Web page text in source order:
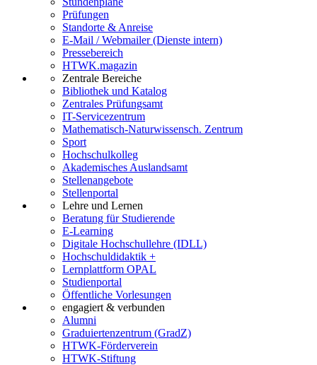
Prüfungen
Standorte & Anreise
E-Mail / Webmailer (Dienste intern)
Pressebereich
HTWK.magazin
Zentrale Bereiche
Bibliothek und Katalog
Zentrales Prüfungsamt
IT-Servicezentrum
Mathematisch-Naturwissensch. Zentrum
Sport
Hochschulkolleg
Akademisches Auslandsamt
Stellenangebote
Stellenportal
Lehre und Lernen
Beratung für Studierende
E-Learning
Digitale Hochschullehre (IDLL)
Hochschuldidaktik +
Lernplattform OPAL
Studienportal
Öffentliche Vorlesungen
engagiert & verbunden
Alumni
Graduiertenzentrum (GradZ)
HTWK-Förderverein
HTWK-Stiftung